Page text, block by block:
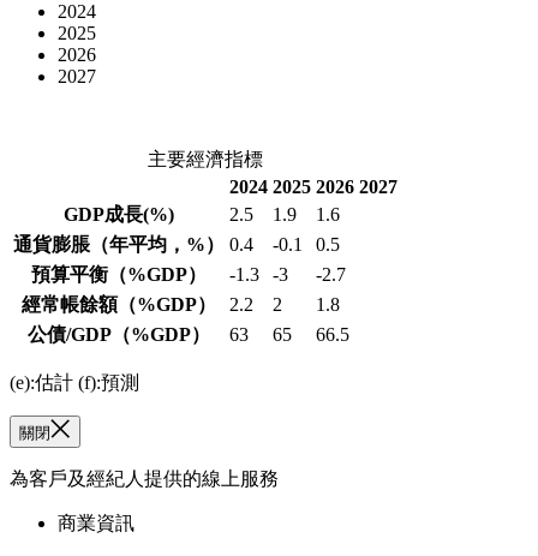
2024
2025
2026
2027
主要經濟指標
2024 2025 2026 2027
GDP成長(%) 2.5 1.9
1.6
通貨膨脹 （年平均，%） 0.4 -0.1
0.5
預算平衡 （%GDP） -1.3 -3
-2.7
經常帳餘額（%GDP） 2.2 2
1.8
公債/GDP （%GDP） 63 65 66.5
(e):估計 (f):預測
關閉
為客戶及經紀人提供的線上服務
商業資訊